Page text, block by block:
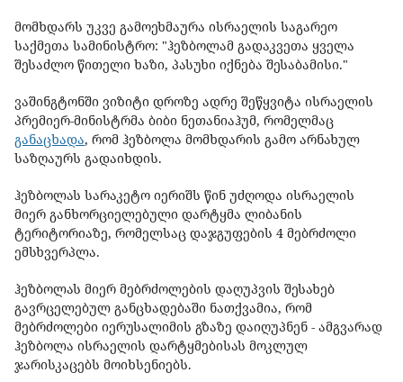
მომხდარს უკვე გამოეხმაურა ისრაელის საგარეო
საქმეთა სამინისტრო: "ჰეზბოლამ გადაკვეთა ყველა
შესაძლო წითელი ხაზი, პასუხი იქნება შესაბამისი."
ვაშინგტონში ვიზიტი დროზე ადრე შეწყვიტა ისრაელის
პრემიერ-მინისტრმა ბიბი ნეთანიაჰუმ, რომელმაც
განაცხადა, რომ ჰეზბოლა მომხდარის გამო არნახულ
საზღაურს გადაიხდის.
ჰეზბოლას სარაკეტო იერიშს წინ უძღოდა ისრაელის
მიერ განხორციელებული დარტყმა ლიბანის
ტერიტორიაზე, რომელსაც დაჯგუფების 4 მებრძოლი
ემსხვერპლა.
ჰეზბოლას მიერ მებრძოლების დაღუპვის შესახებ
გავრცელებულ განცხადებაში ნათქვამია, რომ
მებრძოლები იერუსალიმის გზაზე დაიღუპნენ - ამგვარად
ჰეზბოლა ისრაელის დარტყმებისას მოკლულ
ჯარისკაცებს მოიხსენიებს.